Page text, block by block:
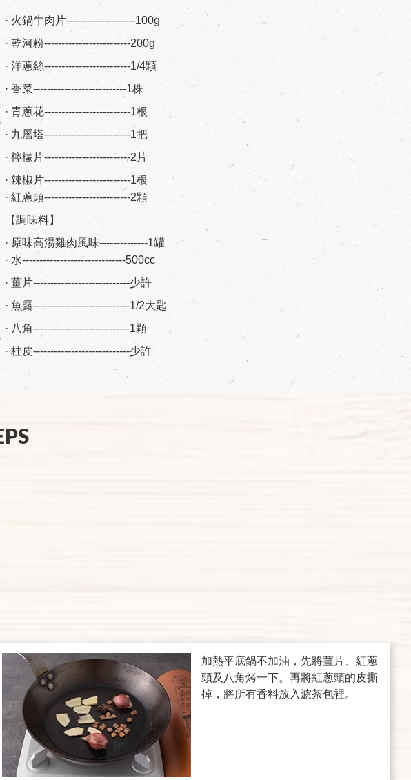
· 火鍋牛肉片--------------------100g
· 乾河粉-------------------------200g
· 洋蔥絲-------------------------1/4顆
· 香菜---------------------------1株
· 青蔥花-------------------------1根
· 九層塔-------------------------1把
· 檸檬片-------------------------2片
· 辣椒片-------------------------1根
· 紅蔥頭-------------------------2顆
【調味料】
· 原味高湯雞肉風味--------------1罐
· 水------------------------------500cc
· 薑片----------------------------少許
· 魚露----------------------------1/2大匙
· 八角----------------------------1顆
· 桂皮----------------------------少許
加熱平底鍋不加油，先將薑片、紅蔥
頭及八角烤一下。再將紅蔥頭的皮撕
掉，將所有香料放入濾茶包裡。